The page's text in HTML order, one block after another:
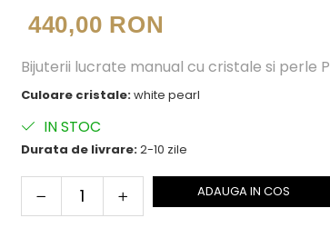
440,00 RON
Bijuterii lucrate manual cu cristale si perle
Culoare cristale:white pearl
IN STOC
Durata de livrare:2-10 zile
ADAUGA IN COS